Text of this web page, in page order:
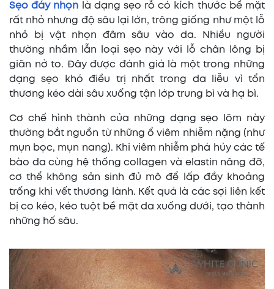
Sẹo đáy nhọn
là dạng sẹo rỗ có kích thước bề mặt
rất nhỏ nhưng độ sâu lại lớn, trông giống như một lỗ
nhỏ bị vật nhọn đâm sâu vào da. Nhiều người
thường nhầm lẫn loại sẹo này với lỗ chân lông bị
giãn nở to. Đây được đánh giá là một trong những
dạng sẹo khó điều trị nhất trong da liễu vì tổn
thương kéo dài sâu xuống tận lớp trung bì và hạ bì.
Cơ chế hình thành của những dạng sẹo lõm này
thường bắt nguồn từ những ổ viêm nhiễm nặng (như
mụn bọc, mụn nang). Khi viêm nhiễm phá hủy các tế
bào da cùng hệ thống collagen và elastin nâng đỡ,
cơ thể không sản sinh đủ mô để lấp đầy khoảng
trống khi vết thương lành. Kết quả là các sợi liên kết
bị co kéo, kéo tuột bề mặt da xuống dưới, tạo thành
những hố sâu.